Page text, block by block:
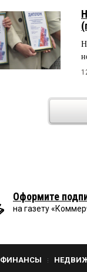
Оформите
на газету
ФИНАНСЫ